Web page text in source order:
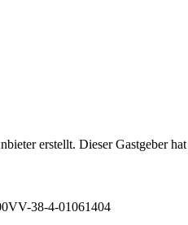
erstellt. Dieser Gastgeber
38-4-01061404